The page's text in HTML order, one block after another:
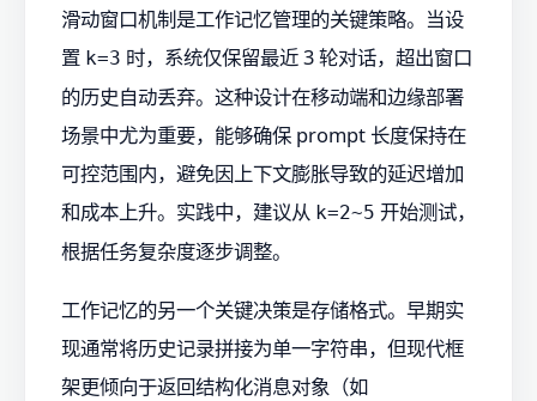
滑动窗口机制是工作记忆管理的关键策略。当设
置 k=3 时，系统仅保留最近 3 轮对话，超出窗口
的历史自动丢弃。这种设计在移动端和边缘部署
场景中尤为重要，能够确保 prompt 长度保持在
可控范围内，避免因上下文膨胀导致的延迟增加
和成本上升。实践中，建议从 k=2~5 开始测试，
根据任务复杂度逐步调整。
工作记忆的另一个关键决策是存储格式。早期实
现通常将历史记录拼接为单一字符串，但现代框
架更倾向于返回结构化消息对象（如